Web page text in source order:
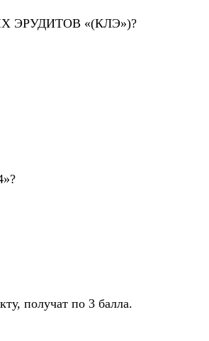
ЭРУДИТОВ «(КЛЭ»)?
получат по 3 балла.